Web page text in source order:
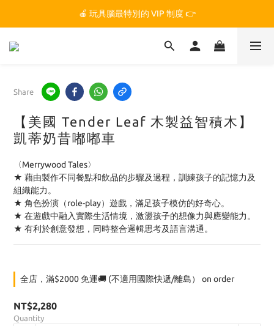
🏆 玩具腦是全台第一個獲得 STEM.org 教育平台
🍎 玩具腦最特別的 VIP 制度 👉
🏆 玩具腦是全台第一個獲得 STEM.org 教育平台
Share
【美國 Tender Leaf 木製益智積木】
凱蒂奶昔嘟嘟車
〈Merrywood Tales〉
★ 藉由製作不同餐點和飲品的步驟及過程，訓練孩子的記憶力及
組織能力。
★ 角色扮演（role-play）遊戲，滿足孩子模仿的好奇心。
★ 在遊戲中融入實際生活情境，激盪孩子的想像力與應變能力。
★ 有利於創意發想，同時整合邏輯思考及語言溝通。
全店，滿$2000 免運🚚 (不適用國際快遞/離島） on order
NT$2,280
Quantity